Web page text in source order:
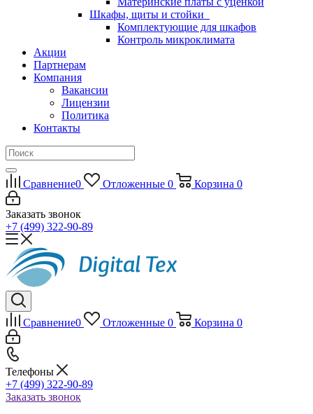
Шкафы, щиты и стойки
Комплектующие для шкафов
Контроль микроклимата
Акции
Партнерам
Компания
Вакансии
Лицензии
Политика
Контакты
Сравнение0 Отложенные 0 Корзина 0
Заказать звонок
+7 (499) 322-90-89
Сравнение0 Отложенные 0 Корзина 0
Телефоны
+7 (499) 322-90-89
Заказать звонок